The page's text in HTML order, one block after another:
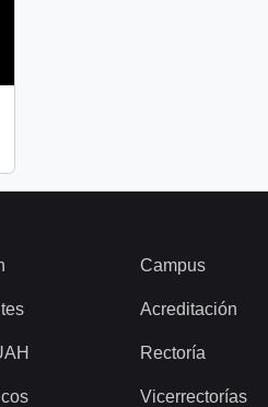
Campus
Acreditación
Rectoría
Vicerrectorías